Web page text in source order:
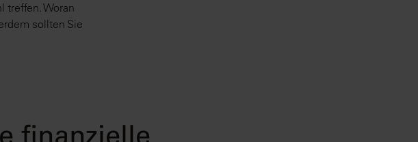
treffen. Woran
sollten Sie